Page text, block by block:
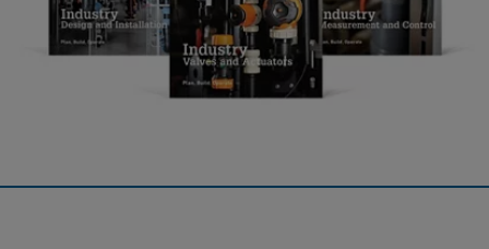
Industrie
Die Planungsgrundlagen Industrie beinhalten das gesamte
Fachwissen über industrielle Rohrleitungssysteme der Georg